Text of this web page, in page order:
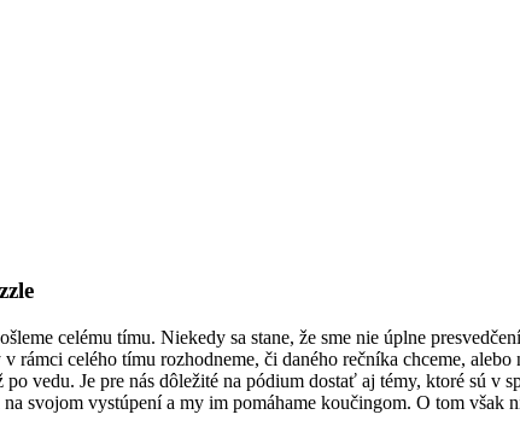
celému tímu. Niekedy sa stane, že sme nie úplne
rámci celého tímu rozhodneme, či daného rečníka chceme,
po vedu. Je pre nás dôležité na pódium dostať aj témy, ktoré sú
svojom vystúpení a my im pomáhame koučingom. O tom však